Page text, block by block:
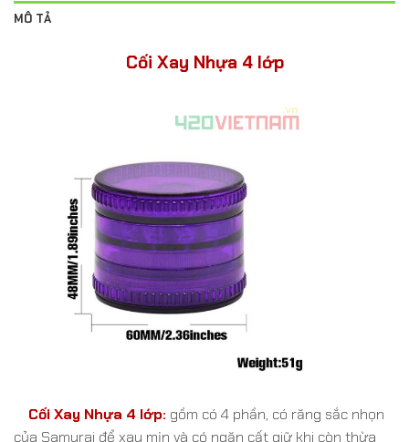
MÔ TẢ
Cối Xay Nhựa 4 lớp
Cối Xay Nhựa 4 lớp: gồm có 4 phần, có răng sắc nhọn
của Samurai để xay mịn và có ngăn cất giữ khi còn thừa